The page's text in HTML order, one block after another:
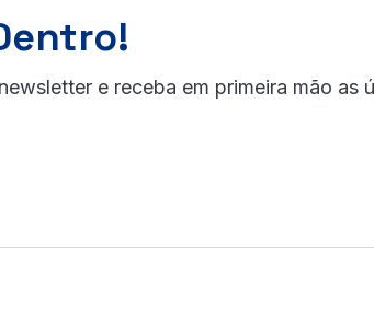
e receba em primeira mão as